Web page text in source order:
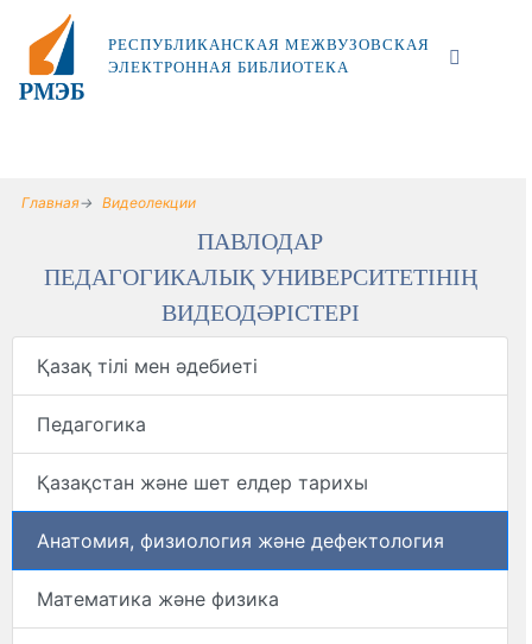
РЕСПУБЛИКАНСКАЯ МЕЖВУЗОВСКАЯ
ЭЛЕКТРОННАЯ БИБЛИОТЕКА
Главная Видеолекции
ПАВЛОДАР
ПЕДАГОГИКАЛЫҚ УНИВЕРСИТЕТІНІҢ
ВИДЕОДӘРІСТЕРІ
Қазақ тілі мен әдебиеті
Педагогика
Қазақстан және шет елдер тарихы
Анатомия, физиология және дефектология
Математика және физика